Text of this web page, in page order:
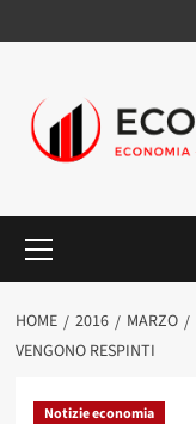
al
principale
HOME 2016 MARZO
VENGONO RESPINTI
Notizie economia